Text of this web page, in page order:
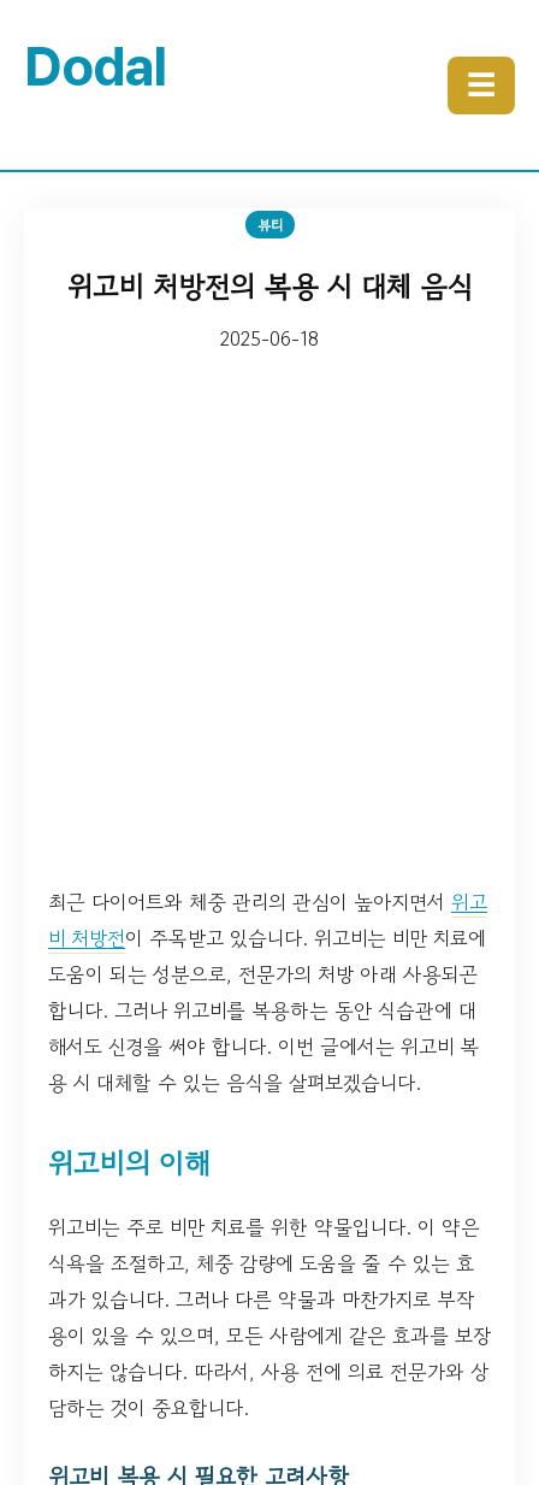
Dodal ☰
뷰티
위고비 처방전의 복용 시 대체 음식
2025-06-18
최근 다이어트와 체중 관리의 관심이 높아지면서 위고
비 처방전이 주목받고 있습니다. 위고비는 비만 치료에
도움이 되는 성분으로, 전문가의 처방 아래 사용되곤
합니다. 그러나 위고비를 복용하는 동안 식습관에 대
해서도 신경을 써야 합니다. 이번 글에서는 위고비 복
용 시 대체할 수 있는 음식을 살펴보겠습니다.
위고비의 이해
위고비는 주로 비만 치료를 위한 약물입니다. 이 약은
식욕을 조절하고, 체중 감량에 도움을 줄 수 있는 효
과가 있습니다. 그러나 다른 약물과 마찬가지로 부작
용이 있을 수 있으며, 모든 사람에게 같은 효과를 보장
하지는 않습니다. 따라서, 사용 전에 의료 전문가와 상
담하는 것이 중요합니다.
위고비 복용 시 필요한 고려사항